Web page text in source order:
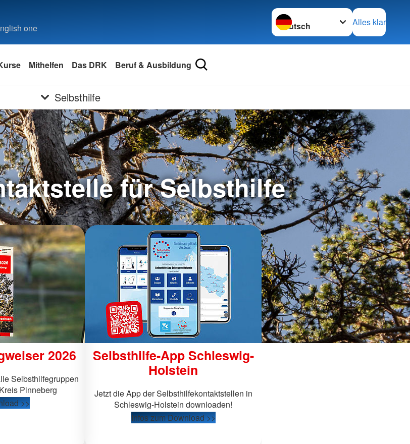
one
Sprache wechseln zu
Alles klar
Mithelfen Das DRK Beruf & Ausbildung
Selbsthilfe
für Selbsthilfe
2026
Selbsthilfegruppen
Pinneberg
>>
Selbsthilfe-App Schleswig-
Holstein
Jetzt die App der Selbsthilfekontaktstellen in
Schleswig-Holstein downloaden!
Infos zum Download >>